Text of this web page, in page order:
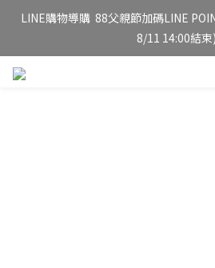
妮傲絲翠官方旗艦店 全新改版 全館免
饋
8/11 14:00結
妮傲絲翠官方旗艦店 全新改版 全館免